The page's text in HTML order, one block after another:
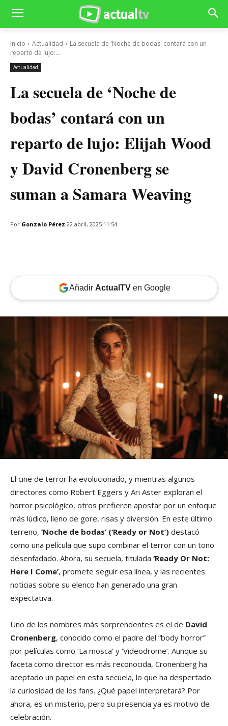
Inicio Actualidad
La secuela de 'Noche de bodas' contará con un
reparto de lujo:...
Actualidad
La secuela de ‘Noche de
bodas’ contará con un
reparto de lujo: Elijah Wood
y David Cronenberg se
suman a Samara Weaving
Por Gonzalo Pérez 22 abril, 2025 11:54
Añadir ActualTVen Google
El cine de terror ha evolucionado, y mientras algunos
directores como Robert Eggers y Ari Aster exploran el
horror psicológico, otros prefieren apostar por un enfoque
más lúdico, lleno de gore, risas y diversión. En este último
terreno, ‘Noche de bodas’ (‘Ready or Not’) destacó
como una película que supo combinar el terror con un tono
desenfadado. Ahora, su secuela, titulada ‘Ready Or Not:
Here I Come’, promete seguir esa línea, y las recientes
noticias sobre su elenco han generado una gran
expectativa.
Uno de los nombres más sorprendentes es el de David
Cronenberg, conocido como el padre del “body horror”
por películas como ‘La mosca’ y ‘Videodrome’. Aunque su
faceta como director es más reconocida, Cronenberg ha
aceptado un papel en esta secuela, lo que ha despertado
la curiosidad de los fans. ¿Qué papel interpretará? Por
ahora, es un misterio, pero su presencia ya es motivo de
celebración.